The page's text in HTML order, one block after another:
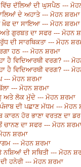
ਵਿੱਚ ਦੱਲਿਆਂ ਦੀ ਘੁਸਪੈਠ ---
ਦੇ ਅਹਾਤੇ --- ਮੋਹਨ ਸ਼ਰਮਾ
ਖ਼ੌਫ ਦਾ ਸਾਇਆ --- ਮੋਹਨ ਸ਼ਰਮਾ
ਗੁਰਬਤ ਦਾ ਸਫਰ --- ਮੋਹਨ
ਦੀ ਸਾਰਥਿਕਤਾ --- ਮੋਹਨ
ਹਠ --- ਮੋਹਨ ਸ਼ਰਮਾ
ਹੈ ਵਿਦਿਆਰਥੀ ਵਰਗ? ---
ਹੈ ਵਿਦਿਆਰਥੀ ਵਰਗ? ---
--- ਮੋਹਨ ਸ਼ਰਮਾ
--- ਮੋਹਨ ਸ਼ਰਮਾ
ਅਤੇ ਲੋਕ ਮੁੱਦੇ --- ਮੋਹਨ ਸ਼ਰਮਾ
ਦੀ ਪਛਾਣ ਮੱਧਮ --- ਮੋਹਨ
ਕਾਰਨ ਹੋਰ ਭਾਣਾ ਵਰਤਣ ਦਾ
ਚਾਨਣ ਦਾ ਸਫਰ --- ਮੋਹਨ
ਸ਼ਰਮਾ
--- ਮੋਹਨ ਸ਼ਰਮਾ
ਨਸ਼ਿਆਂ ਦੀ ਸਥਿਤੀ --- ਮੋਹਨ
ਹਨੇਰੀ --- ਮੋਹਨ ਸ਼ਰਮਾ